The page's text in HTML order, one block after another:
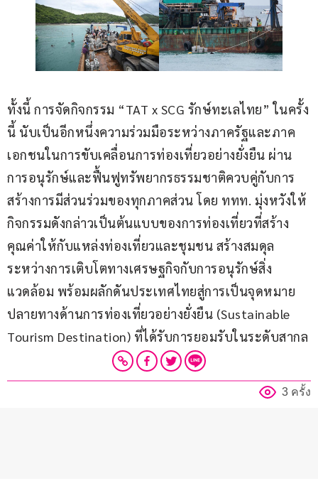
ทั้งนี้ การจัดกิจกรรม “TAT x SCG รักษ์ทะเลไทย” ในครั้ง
นี้ นับเป็นอีกหนึ่งความร่วมมือระหว่างภาครัฐและภาค
เอกชนในการขับเคลื่อนการท่องเที่ยวอย่างยั่งยืน ผ่าน
การอนุรักษ์และฟื้นฟูทรัพยากรธรรมชาติควบคู่กับการ
สร้างการมีส่วนร่วมของทุกภาคส่วน โดย ททท. มุ่งหวังให้
กิจกรรมดังกล่าวเป็นต้นแบบของการท่องเที่ยวที่สร้าง
คุณค่าให้กับแหล่งท่องเที่ยวและชุมชน สร้างสมดุล
ระหว่างการเติบโตทางเศรษฐกิจกับการอนุรักษ์สิ่ง
แวดล้อม พร้อมผลักดันประเทศไทยสู่การเป็นจุดหมาย
ปลายทางด้านการท่องเที่ยวอย่างยั่งยืน (Sustainable
Tourism Destination) ที่ได้รับการยอมรับในระดับสากล
3 ครั้ง